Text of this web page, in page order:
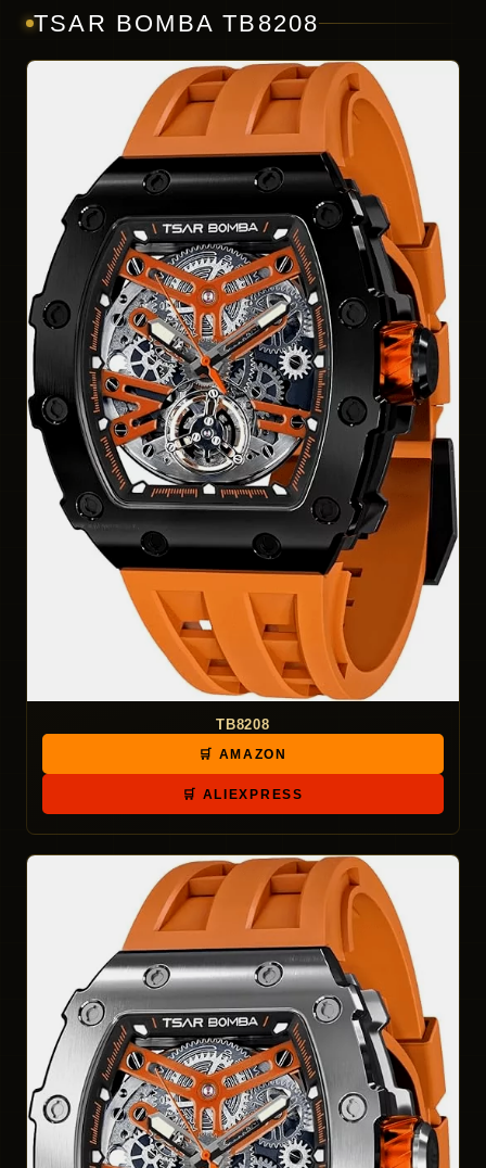
TSAR BOMBA TB8208
TB8208
🛒 AMAZON
🛒 ALIEXPRESS